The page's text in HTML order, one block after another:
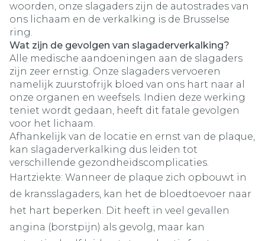
woorden, onze slagaders zijn de autostrades van
ons lichaam en de verkalking is de Brusselse
ring.
Wat zijn de gevolgen van slagaderverkalking?
Alle medische aandoeningen aan de slagaders
zijn zeer ernstig. Onze slagaders vervoeren
namelijk zuurstofrijk bloed van ons hart naar al
onze organen en weefsels. Indien deze werking
teniet wordt gedaan, heeft dit fatale gevolgen
voor het lichaam.
Afhankelijk van de locatie en ernst van de plaque,
kan slagaderverkalking dus leiden tot
verschillende gezondheidscomplicaties.
Hartziekte: Wanneer de plaque zich opbouwt in
de kransslagaders, kan het de bloedtoevoer naar
het hart beperken. Dit heeft in veel gevallen
angina (borstpijn) als gevolg, maar kan